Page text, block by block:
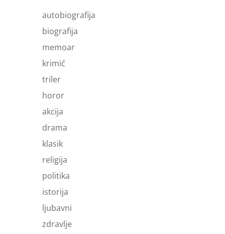
autobiografija
biografija
memoar
krimić
triler
horor
akcija
drama
klasik
religija
politika
istorija
ljubavni
zdravlje